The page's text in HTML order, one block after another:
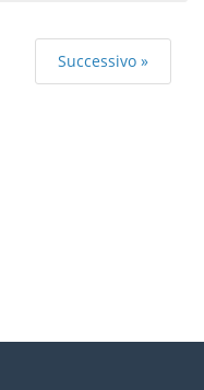
Successivo »